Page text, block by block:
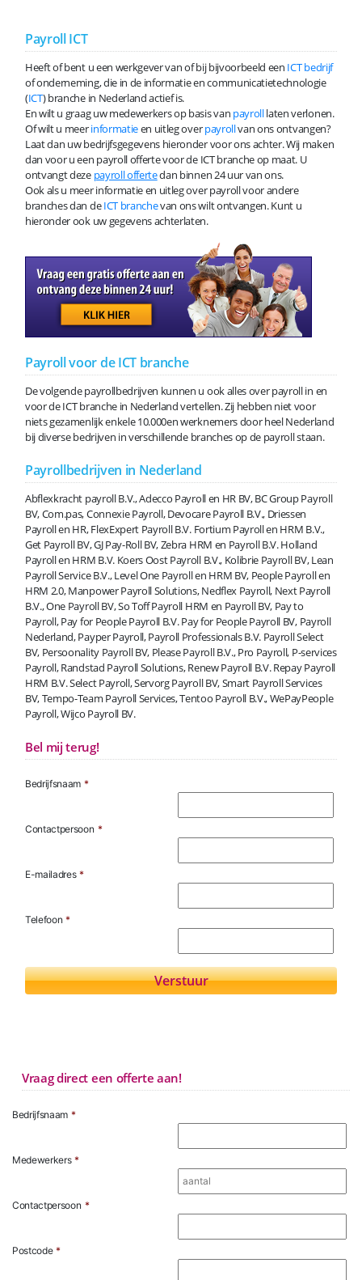
Payroll ICT
Heeft of bent u een werkgever van of bij bijvoorbeeld een ICT bedrijf
of onderneming, die in de informatie en communicatietechnologie
(ICT) branche in Nederland actief is.
En wilt u graag uw medewerkers op basis van payrolllaten verlonen.
Of wilt u meerinformatieen uitleg overpayrollvan ons ontvangen?
Laat dan uw bedrijfsgegevens hieronder voor ons achter. Wij maken
dan voor u een payroll offerte voor de ICT branche op maat. U
ontvangt deze payroll offertedan binnen 24 uur van ons.
Ook als u meer informatie en uitleg over payroll voor andere
branches dan deICT branchevan ons wilt ontvangen. Kunt u
hieronder ook uw gegevens achterlaten.
Payroll voor de ICT branche
De volgende payrollbedrijven kunnen u ook alles over payroll in en
voor de ICT branche in Nederland vertellen. Zij hebben niet voor
niets gezamenlijk enkele 10.000en werknemers door heel Nederland
bij diverse bedrijven in verschillende branches op de payroll staan.
Payrollbedrijven in Nederland
Abflexkracht payroll B.V., Adecco Payroll en HR BV, BC Group Payroll
BV, Com.pas, Connexie Payroll, Devocare Payroll B.V., Driessen
Payroll en HR, FlexExpert Payroll B.V. Fortium Payroll en HRM B.V.,
Get Payroll BV, GJ Pay-Roll BV, Zebra HRM en Payroll B.V. Holland
Payroll en HRM B.V. Koers Oost Payroll B.V., Kolibrie Payroll BV, Lean
Payroll Service B.V., Level One Payroll en HRM BV, People Payroll en
HRM 2.0, Manpower Payroll Solutions, Nedflex Payroll, Next Payroll
B.V., One Payroll BV, So Toff Payroll HRM en Payroll BV, Pay to
Payroll, Pay for People Payroll B.V. Pay for People Payroll BV, Payroll
Nederland, Payper Payroll, Payroll Professionals B.V. Payroll Select
BV, Persoonality Payroll BV, Please Payroll B.V., Pro Payroll, P-services
Payroll, Randstad Payroll Solutions, Renew Payroll B.V. Repay Payroll
HRM B.V. Select Payroll, Servorg Payroll BV, Smart Payroll Services
BV, Tempo-Team Payroll Services, Tentoo Payroll B.V., WePayPeople
Payroll, Wijco Payroll BV.
Bel mij terug!
Bedrijfsnaam *
Contactpersoon *
E-mailadres *
Telefoon *
Vraag direct een offerte aan!
Bedrijfsnaam *
Medewerkers *
Contactpersoon *
Postcode *